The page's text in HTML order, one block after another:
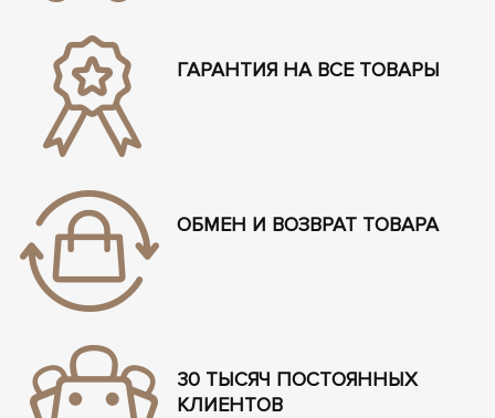
ГАРАНТИЯ НА ВСЕ ТОВАРЫ
ОБМЕН И ВОЗВРАТ ТОВАРА
30 ТЫСЯЧ ПОСТОЯННЫХ
КЛИЕНТОВ